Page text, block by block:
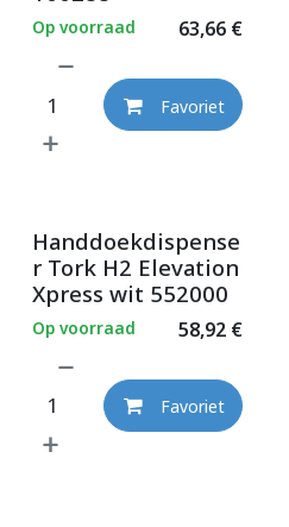
63,66€
Op voorraad
Favoriet
Handdoekdispense
r Tork H2 Elevation
Xpress wit 552000
58,92€
Op voorraad
Favoriet